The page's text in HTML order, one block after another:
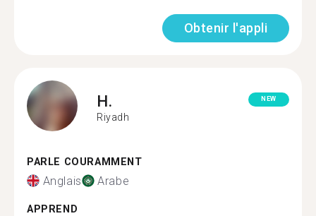
Obtenir l'appli
H.
Riyadh
NEW
PARLE COURAMMENT
Anglais Arabe
APPREND